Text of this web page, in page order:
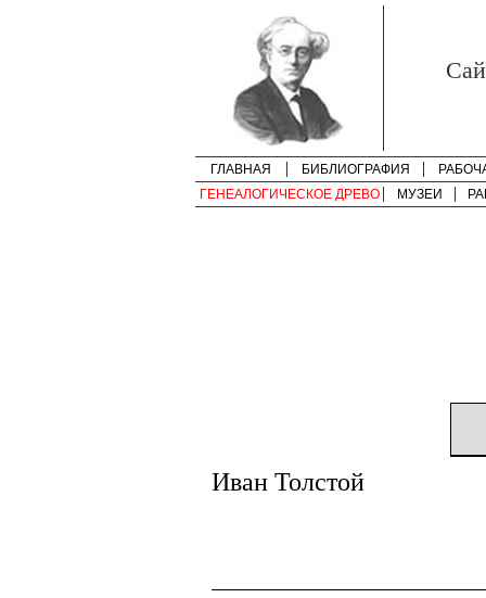
ГЛАВНАЯ БИБЛИОГРАФИЯ
ГЕНЕАЛОГИЧЕСКОЕ ДРЕВО
МУЗЕИ
Иван Толстой